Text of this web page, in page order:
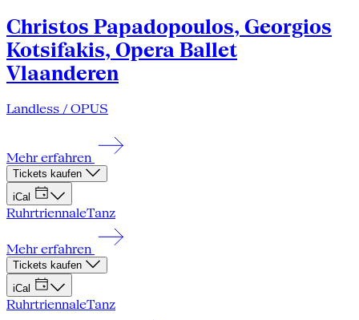
Christos Papadopoulos, Georgios
Kotsifakis, Opera Ballet
Vlaanderen
Landless / OPUS
Mehr erfahren
Tickets kaufen
iCal
RuhrtriennaleTanz
Mehr erfahren
Tickets kaufen
iCal
RuhrtriennaleTanz